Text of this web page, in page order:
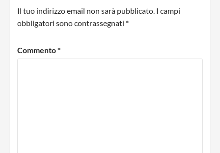
Il tuo indirizzo email non sarà pubblicato. I campi
obbligatori sono contrassegnati *
Commento*